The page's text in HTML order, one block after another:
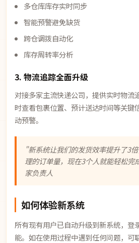
多仓库库存实时同步
智能预警避免缺货
跨仓调拨自动化
库存周转率分析
3. 物流追踪全面升级
对接多家主流快递公司，提供实时物流
时查看包裹位置、预计送达时间等关键
动预警。
"新系统让我们的发货效率提升了3
理的订单量，现在3个人就能轻松
家负责人
如何体验新系统
所有现有用户已自动升级到新系统，登
能。如在使用过程中遇到任何问题，可